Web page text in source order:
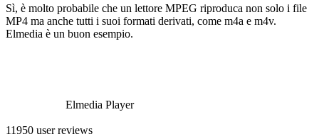
Sì, è molto probabile che un lettore MPEG riproduca non solo i file
MP4 ma anche tutti i suoi formati derivati, come m4a e m4v.
Elmedia è un buon esempio.
Elmedia Player
11950 user reviews